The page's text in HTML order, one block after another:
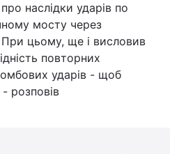
наслідки ударів по
мосту через
цьому, ще і висловив
повторних
ударів - щоб
розповів